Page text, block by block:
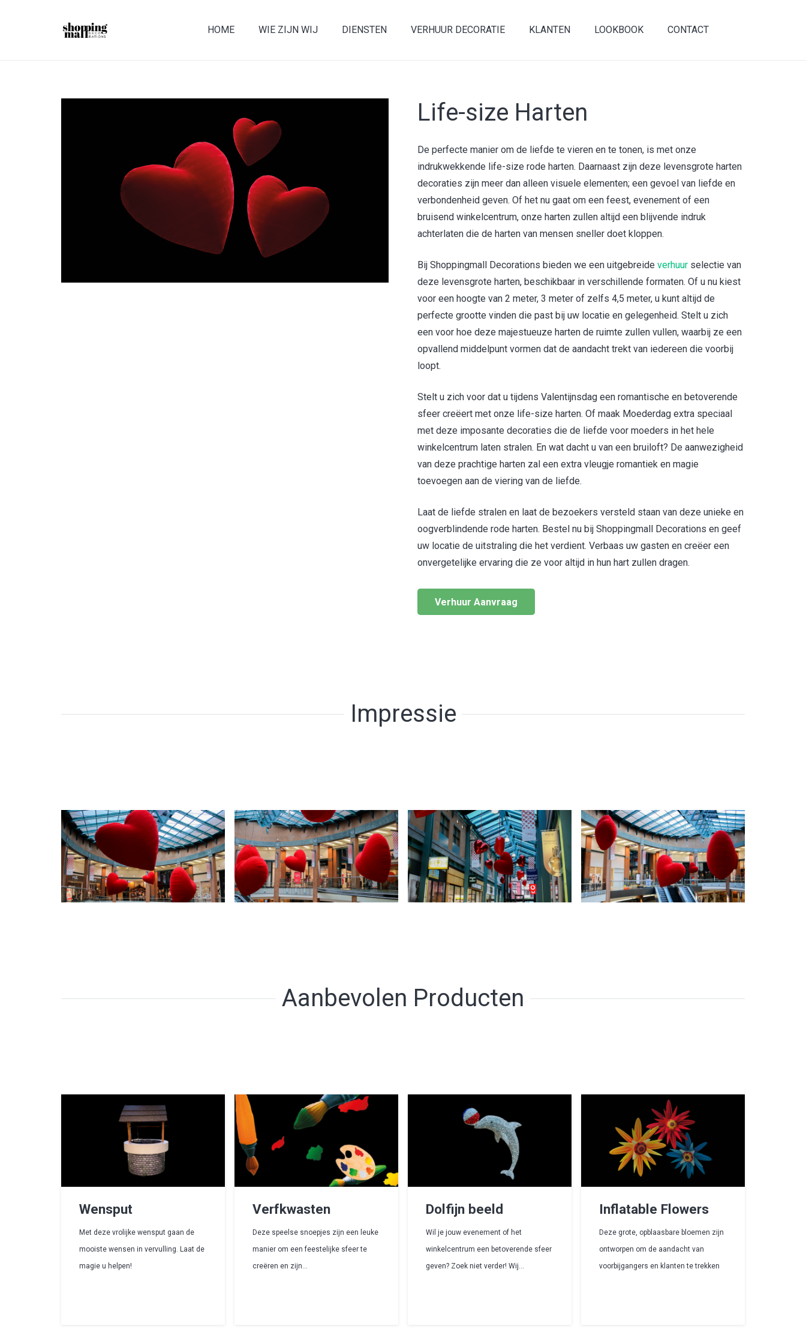
HOME WIE ZIJN WIJ DIENSTEN VERHUUR DECORATIE KLANTEN LOOKBOOK CONTACT
Life-size Harten
De perfecte manier om de liefde te vieren en te tonen, is met onze
indrukwekkende life-size rode harten. Daarnaast zijn deze levensgrote harten
decoraties zijn meer dan alleen visuele elementen; een gevoel van liefde en
verbondenheid geven. Of het nu gaat om een feest, evenement of een
bruisend winkelcentrum, onze harten zullen altijd een blijvende indruk
achterlaten die de harten van mensen sneller doet kloppen.
Bij Shoppingmall Decorations bieden we een uitgebreide verhuur selectie van
deze levensgrote harten, beschikbaar in verschillende formaten. Of u nu kiest
voor een hoogte van 2 meter, 3 meter of zelfs 4,5 meter, u kunt altijd de
perfecte grootte vinden die past bij uw locatie en gelegenheid. Stelt u zich
een voor hoe deze majestueuze harten de ruimte zullen vullen, waarbij ze een
opvallend middelpunt vormen dat de aandacht trekt van iedereen die voorbij
loopt.
Stelt u zich voor dat u tijdens Valentijnsdag een romantische en betoverende
sfeer creëert met onze life-size harten. Of maak Moederdag extra speciaal
met deze imposante decoraties die de liefde voor moeders in het hele
winkelcentrum laten stralen. En wat dacht u van een bruiloft? De aanwezigheid
van deze prachtige harten zal een extra vleugje romantiek en magie
toevoegen aan de viering van de liefde.
Laat de liefde stralen en laat de bezoekers versteld staan van deze unieke en
oogverblindende rode harten. Bestel nu bij Shoppingmall Decorations en geef
uw locatie de uitstraling die het verdient. Verbaas uw gasten en creëer een
onvergetelijke ervaring die ze voor altijd in hun hart zullen dragen.
Verhuur Aanvraag
Impressie
Aanbevolen Producten
Wensput
Met deze vrolijke wensput gaan de
mooiste wensen in vervulling. Laat de
magie u helpen!
Verfkwasten
Deze speelse snoepjes zijn een leuke
manier om een feestelijke sfeer te
creëren en zijn…
Dolfijn beeld
Wil je jouw evenement of het
winkelcentrum een betoverende sfeer
geven? Zoek niet verder! Wij…
Inflatable Flowers
Deze grote, opblaasbare bloemen zijn
ontworpen om de aandacht van
voorbijgangers en klanten te trekken